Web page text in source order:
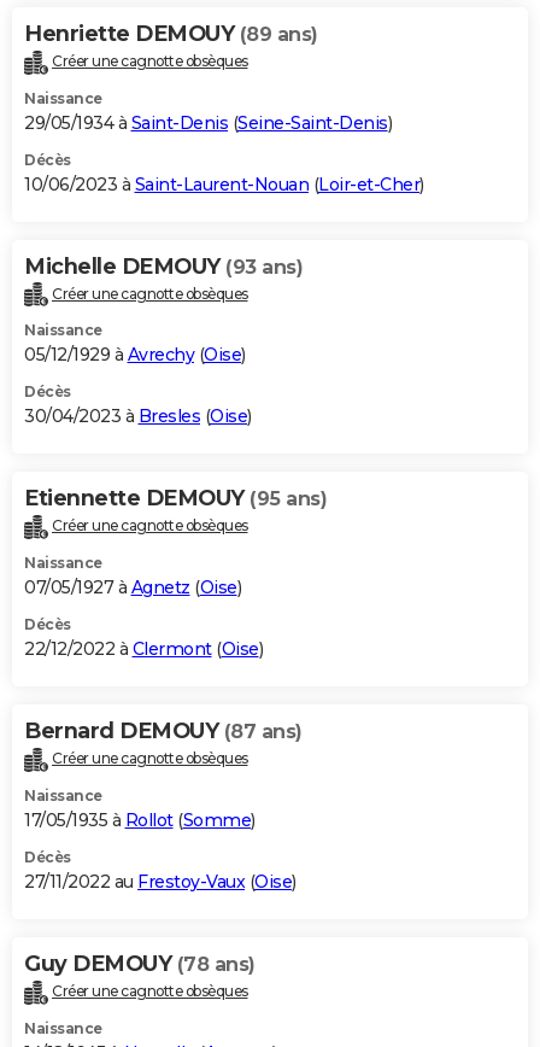
Henriette DEMOUY (89 ans)
Créer une cagnotte obsèques
Naissance
29/05/1934 à Saint-Denis (Seine-Saint-Denis)
Décès
10/06/2023 à Saint-Laurent-Nouan (Loir-et-Cher)
Michelle DEMOUY (93 ans)
Créer une cagnotte obsèques
Naissance
05/12/1929 à Avrechy(Oise)
Décès
30/04/2023 à Bresles (Oise)
Etiennette DEMOUY (95 ans)
Créer une cagnotte obsèques
Naissance
07/05/1927 à Agnetz (Oise)
Décès
22/12/2022 à Clermont(Oise)
Bernard DEMOUY (87 ans)
Créer une cagnotte obsèques
Naissance
17/05/1935 à Rollot(Somme)
Décès
27/11/2022 au Frestoy-Vaux(Oise)
Guy DEMOUY (78 ans)
Créer une cagnotte obsèques
Naissance